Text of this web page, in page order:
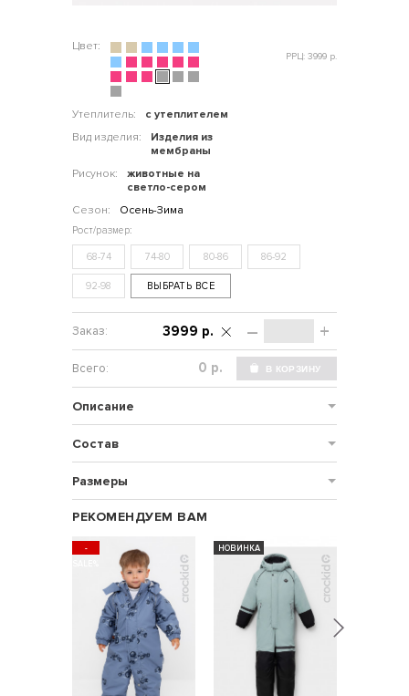
Цвет:
Утеплитель:
с утеплителем
Вид изделия:
Изделия из
мембраны
Рисунок:
животные на
светло-сером
Сезон:
Осень-Зима
РРЦ: 3999 р.
68-74 74-80 80-86 86-92
92-98 ВЫБРАТЬ ВСЕ
– +
3999 р.
р.
Описание
Состав
Размеры
РЕКОМЕНДУЕМ ВАМ
-
НОВИНКА